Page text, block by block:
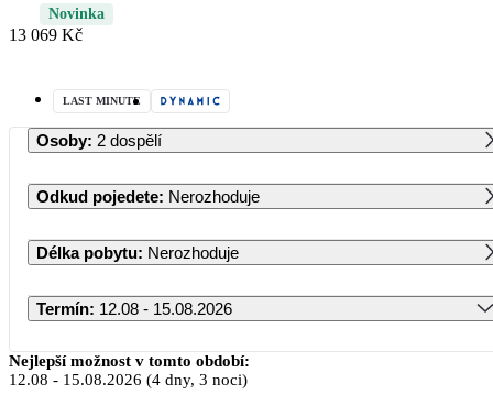
Novinka
13 069 Kč
LAST MINUTE
Osoby: 2 dospělí
Odkud pojedete: Nerozhoduje
Délka pobytu: Nerozhoduje
Termín: 12.08 - 15.08.2026
Srpen 2026
Nejlepší možnost v tomto období:
12.08 - 15.08.2026 (4 dny, 3 noci)